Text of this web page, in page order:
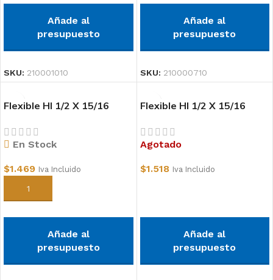
Añade al
presupuesto
SKU: 210001010
Añade al
presupuesto
SKU: 210000710
Flexible HI 1/2 X 15/16
En Stock
$1.469 Iva Incluido
Añadir al carrito
Añade al
presupuesto
Flexible HI 1/2 X 15/16
Agotado
$1.518 Iva Incluido
Añade al
presupuesto